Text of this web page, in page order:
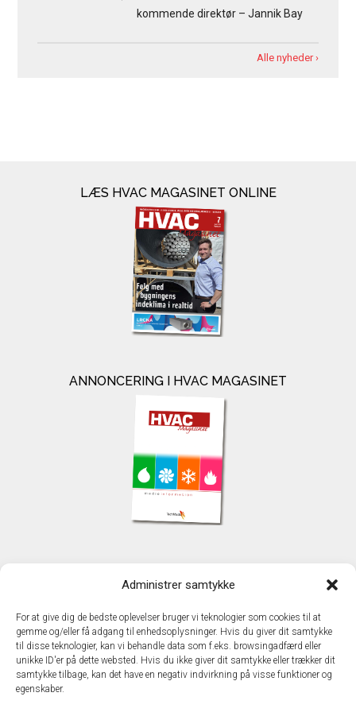
Administrer samtykke
For at give dig de bedste oplevelser bruger vi teknologier som cookies til at
gemme og/eller få adgang til enhedsoplysninger. Hvis du giver dit samtykke
til disse teknologier, kan vi behandle data som f.eks. browsingadfærd eller
unikke ID'er på dette websted. Hvis du ikke giver dit samtykke eller trækker dit
samtykke tilbage, kan det have en negativ indvirkning på visse funktioner og
egenskaber.
kommende direktør – Jannik Bay
Alle nyheder ›
LÆS HVAC MAGASINET ONLINE
ANNONCERING I HVAC MAGASINET
TechMedia A/S
DK - 2600 Glostrup
www.techmedia.dk
Telefon: +45 43 24 26 28
E-mail:info@techmedia.dk